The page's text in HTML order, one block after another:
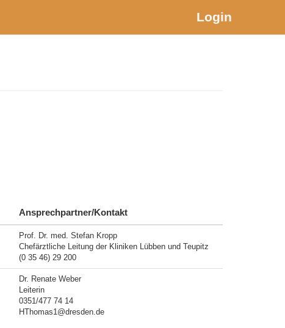
Login
Ansprechpartner/Kontakt
Prof. Dr. med. Stefan Kropp
Chefärztliche Leitung der Kliniken Lübben und Teupitz
(0 35 46) 29 200
Dr. Renate Weber
Leiterin
0351/477 74 14
HThomas1@dresden.de